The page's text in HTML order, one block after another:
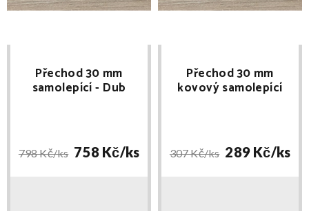
Přechod 30 mm
samolepící - Dub
798 Kč/ks 758 Kč/ks
Přechod 30 mm
kovový samolepící
307 Kč/ks 289 Kč/ks